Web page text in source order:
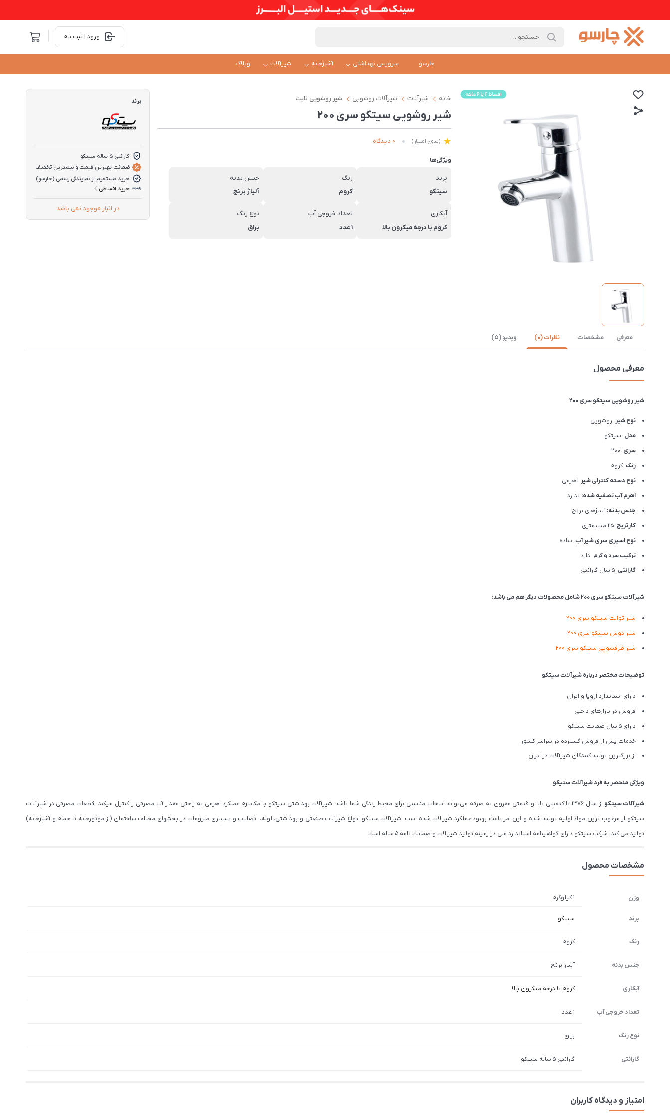
ورود | ثبت نام
چارسو سرویس بهداشتی آشپزخانه شیرآلات وبلاگ
خانه شیرآلات شیرآلات روشویی شیر روشویی ثابت
شیر روشویی سیتکو سری 200
(بدون امتیاز) 0 دیدگاه
ویژگی‌ها
برند
سیتکو
رنگ
کروم
جنس بدنه
آلیاژ برنج
آبکاری
کروم با درجه میکرون بالا
تعداد خروجی آب
1 عدد
نوع رنگ
براق
برند
گارانتی 5 ساله سیتکو
ضمانت بهترین قیمت و بیشترین تخفیف
خرید مستقیم از نمایندگی رسمی (چارسو)
خرید اقساطی
در انبار موجود نمی باشد
معرفی مشخصات نظرات (0) ویدیو (5)
معرفی محصول
شیر روشویی سیتکو سری 200
نوع شیر: روشویی
مدل: سیتکو
سری: 200
رنگ: کروم
نوع دسته کنترلی شیر: اهرمی
اهرم آب تصفیه شده: ندارد
جنس بدنه:آلیاژهای برنج
کارتریج: 25 میلیمتری
نوع اسپری سری شیر آب: ساده
ترکیب سرد و گرم: دارد
گارانتی: 5 سال گارانتی
شیرآلات سیتکو سری 200 شامل محصولات دیگر هم می باشد:
شیر توالت سیتکو سری 200
شیر دوش سیتکو سری 200
شیر ظرفشویی سیتکو سری 200
توضیحات مختصر درباره شیرآلات سیتکو
دارای استاندارد اروپا و ایران
فروش در بازارهای داخلی
دارای 5 سال ضمانت سیتکو
خدمات پس از فروش گسترده در سراسر کشور
از بزرگترین تولید کنندگان شیرآلات در ایران
ویژگی منحصر به فرد شیرآلات ستیکو
شیرآلاتسیتکو
از سال 1376 با کیفیتی بالا و قیمتی مقرون به صرفه می‌‌تواند انتخاب مناسبی برای محیط زندگی شما باشد. شیرآلات بهداشتی سیتکو با مکانیزم عملکرد اهرمی به راحتی مقدار آب مصرفی را کنترل میکند. قطعات مصرفی در شیرآلات
سیتکو از مرغوب ترین مواد اولیه تولید شده و این امر باعث بهبود عملکرد شیرالات شده است. شیرآلات سیتکو انواع شیرآلات صنعتی و بهداشتی، لوله، اتصالات و بسیاری ملزومات در بخشهای مختلف ساختمان (از موتورخانه تا حمام و آشپزخانه)
تولید می کند. شرکت سیتکو دارای گواهینامه استاندارد ملی در زمینه تولید شیرالات و ضمانت نامه 5 ساله است.
مشخصات محصول
وزن 1 کیلوگرم
برند سیتکو
رنگ کروم
جنس بدنه آلیاژ برنج
آبکاری کروم با درجه میکرون بالا
تعداد خروجی آب 1 عدد
نوع رنگ براق
گارانتی گارانتی 5 ساله سیتکو
امتیاز و دیدگاه کاربران